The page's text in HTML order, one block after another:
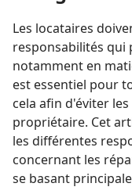
Les locataires
responsabilités qui
notamment en
est essentiel pour
cela afin d'éviter
propriétaire. Cet
les différentes
concernant les
se basant